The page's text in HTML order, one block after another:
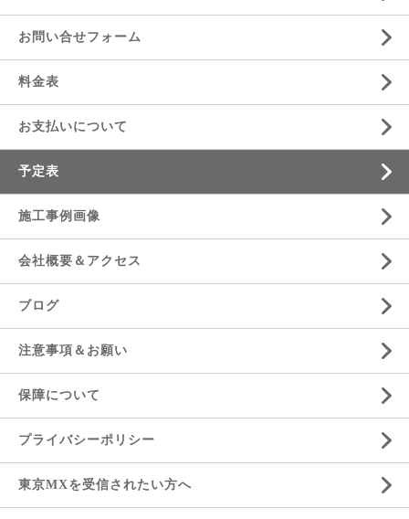
お問い合せフォーム
料金表
お支払いについて
予定表
施工事例画像
会社概要＆アクセス
ブログ
注意事項＆お願い
保障について
プライバシーポリシー
東京MXを受信されたい方へ